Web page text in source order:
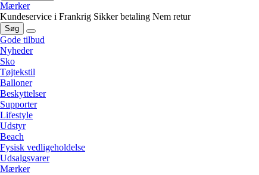
Mærker
Kundeservice i Frankrig Sikker betaling Nem retur
Søg
Gode tilbud
Nyheder
Sko
Tøjtekstil
Balloner
Beskyttelser
Supporter
Lifestyle
Udstyr
Beach
Fysisk vedligeholdelse
Udsalgsvarer
Mærker